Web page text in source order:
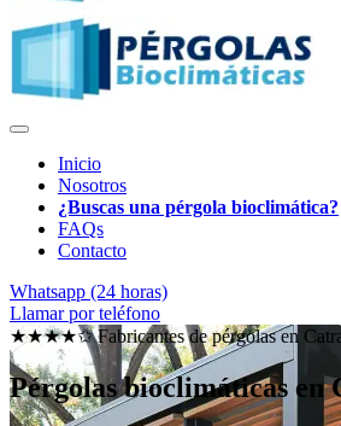
Inicio
Nosotros
¿Buscas una pérgola bioclimática?
FAQs
Contacto
Whatsapp (24 horas)
Llamar por teléfono
★★★★✩ Fabricantes de pérgolas en
Pérgolas bioclimáticas en